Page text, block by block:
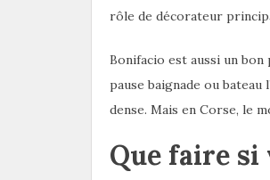
rôle de décorateur
Bonifacio est aussi un
pause baignade ou
dense. Mais en Corse, le
Que faire si